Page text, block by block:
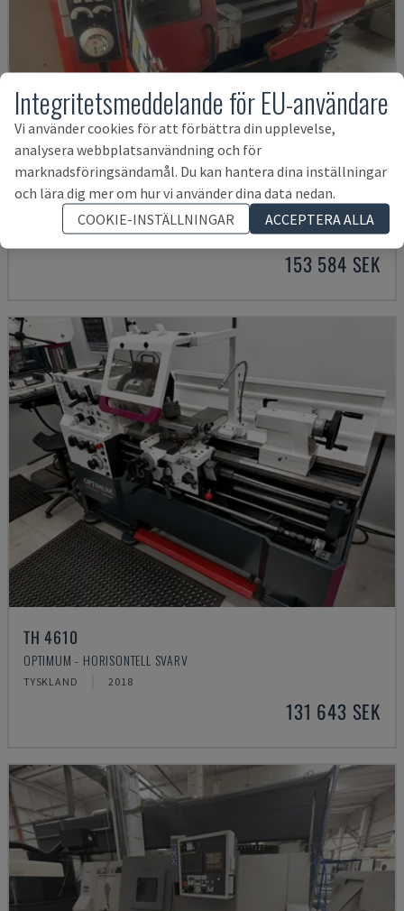
EMCOMAT 200X1000
EMCO - HORISONTELL SVARV
TYSKLAND 2001
153 584 SEK
TH 4610
OPTIMUM - HORISONTELL SVARV
TYSKLAND 2018
131 643 SEK
Integritetsmeddelande för EU-användare
Vi använder cookies för att förbättra din upplevelse,
analysera webbplatsanvändning och för
marknadsföringsändamål. Du kan hantera dina inställningar
och lära dig mer om hur vi använder dina data nedan.
COOKIE-INSTÄLLNINGAR
ACCEPTERA ALLA